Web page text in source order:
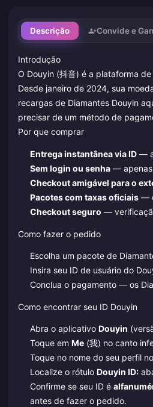
Descrição Convide e
Introdução
O Douyin (抖音) é a plataforma
Desde janeiro de 2024, sua
recargas de Diamantes Douyin
precisar de um método de
Por que comprar
Entrega instantânea via ID— a
Sem login ou senha— apenas
Checkout amigável para o
Pacotes com taxas oficiais—
Checkout seguro —
Como fazer o pedido
Escolha um pacote de
Insira seu ID de usuário do
Conclua o pagamento — os
Como encontrar seu ID Douyin
Abra o aplicativo Douyin
Toque em Me(我) no canto
Toque no nome do seu perfil
Localize o rótulo Douyin ID:
Confirme se seu ID é
antes de fazer o pedido.